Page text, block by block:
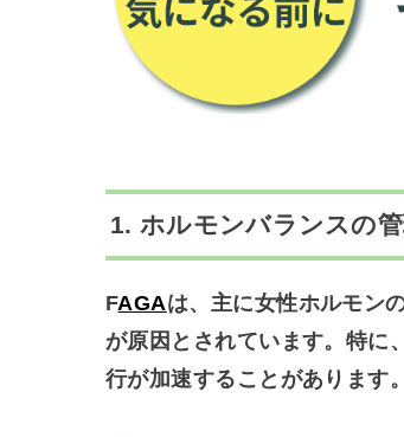
1.ホルモンバランスの
FAGAは、主に女性ホルモン
が原因とされています。特に、
行が加速することがあります。